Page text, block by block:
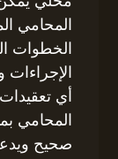
المحامي
الخطوات
أي
المحامي
صحيح